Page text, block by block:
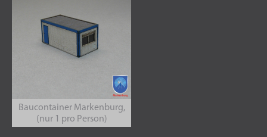
Baucontainer Markenburg,
(nur 1 pro Person)